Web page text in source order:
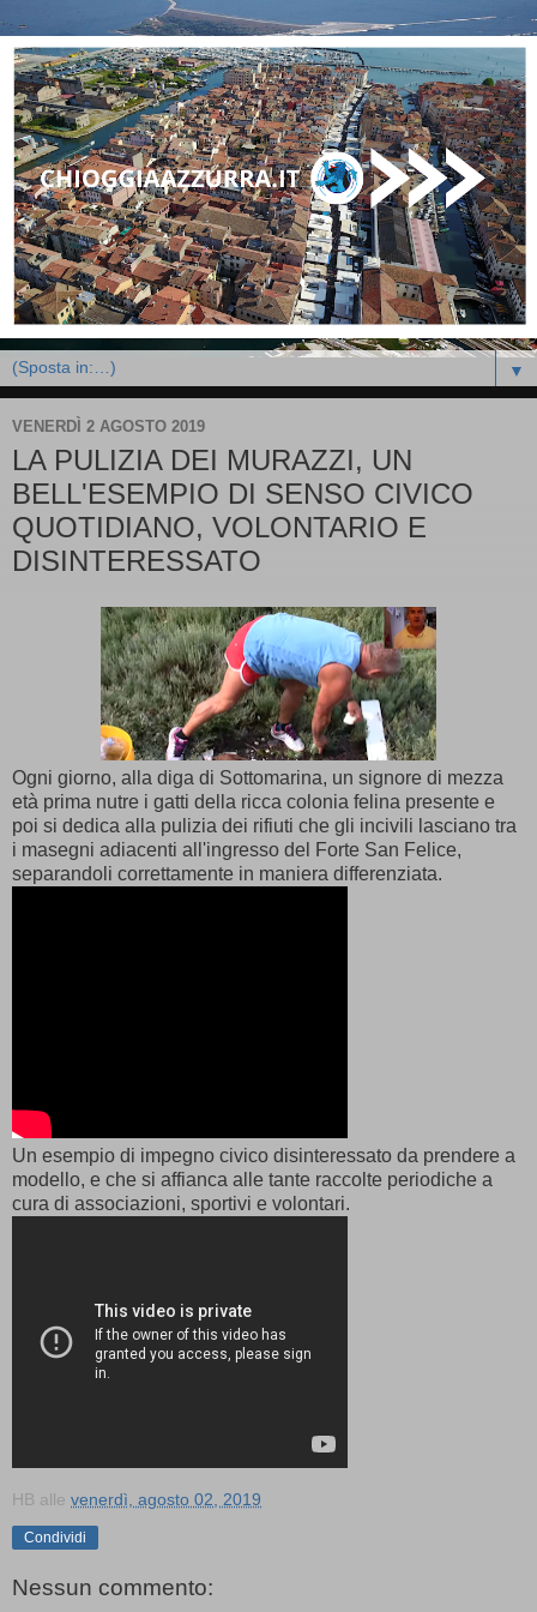
▼
VENERDÌ 2 AGOSTO 2019
LA PULIZIA DEI MURAZZI, UN
BELL'ESEMPIO DI SENSO CIVICO
QUOTIDIANO, VOLONTARIO E
DISINTERESSATO
Ogni giorno, alla diga di Sottomarina, un signore di mezza
età prima nutre i gatti della ricca colonia felina presente e
poi si dedica alla pulizia dei rifiuti che gli incivili lasciano tra
i masegni adiacenti all'ingresso del Forte San Felice,
separandoli correttamente in maniera differenziata.
Un esempio di impegno civico disinteressato da prendere a
modello, e che si affianca alle tante raccolte periodiche a
cura di associazioni, sportivi e volontari.
HB alle venerdì, agosto 02, 2019
Condividi
Nessun commento: